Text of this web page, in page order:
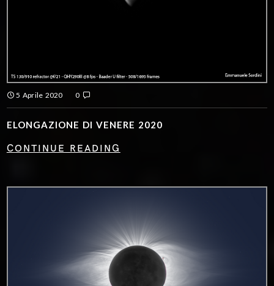
5 Aprile 2020 0
ELONGAZIONE DI VENERE 2020
CONTINUE READING